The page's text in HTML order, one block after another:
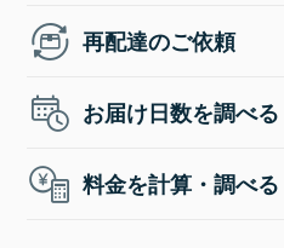
再配達のご依頼
お届け日数を調べる
料金を計算・調べる